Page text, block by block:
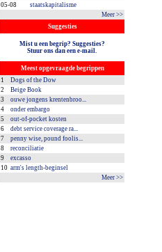
05-08
staatskapitalisme
Meer >>
Suggesties
Mist u een begrip? Suggesties?
Stuur ons dan een e-mail.
Meest opgevraagde begrippen
1
Dogs of the Dow
2
Beige Book
3
ouwe jongens krentenbroo...
4
onder embargo
5
out-of-pocket kosten
6
debt service coverage ra...
7
penny wise, pound foolis...
8
reconciliatie
9
excasso
10 arm's length-beginsel
Meer >>